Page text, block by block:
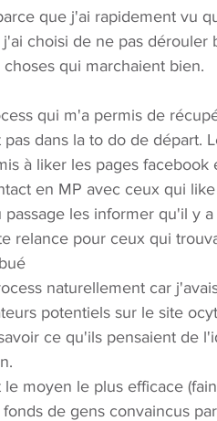
que j'ai rapidement vu
choisi de ne pas
qui marchaient bien.
qui m'a permis de
dans la to do de départ.
à liker les pages
en MP avec ceux qui
passage les informer qu'il y
relance pour ceux qui
naturellement car
potentiels sur le site
ce qu'ils pensaient de
le moyen le plus efficace
de gens convaincus